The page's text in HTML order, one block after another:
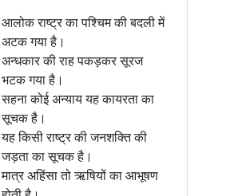
आलोक राष्ट्र का पश्चिम की बदली में
अटक गया है।
अन्धकार की राह पकड़कर सूरज
भटक गया है।
सहना कोई अन्याय यह कायरता का
सूचक है।
यह किसी राष्ट्र की जनशक्ति की
जड़ता का सूचक है।
मात्र अहिंसा तो ऋषियों का आभूषण